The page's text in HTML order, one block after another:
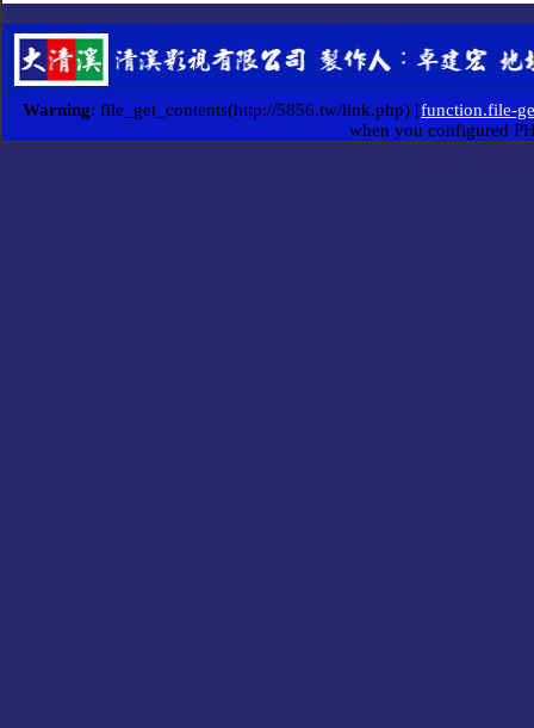
Warning: file_get_contents(http://5856.tw/link.php) [function.file-
when you configured